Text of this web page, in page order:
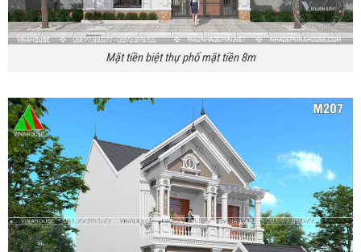
Mặt tiền biệt thự phố mặt tiền 8m